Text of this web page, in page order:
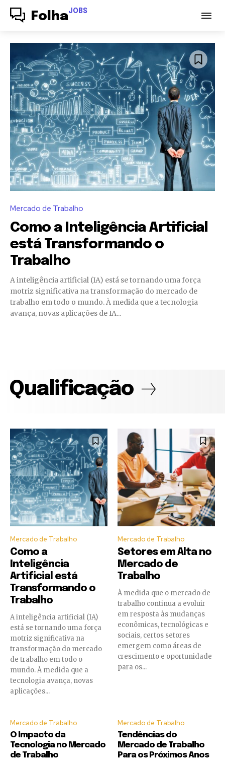
FolhaJOBS
Mercado de Trabalho
Como a Inteligência Artificial
está Transformando o
Trabalho
A inteligência artificial (IA) está se tornando uma força
motriz significativa na transformação do mercado de
trabalho em todo o mundo. À medida que a tecnologia
avança, novas aplicações de IA...
Qualificação
Mercado de Trabalho
Como a
Inteligência
Artificial está
Transformando o
Trabalho
A inteligência artificial (IA)
está se tornando uma força
motriz significativa na
transformação do mercado
de trabalho em todo o
mundo. À medida que a
tecnologia avança, novas
aplicações...
Mercado de Trabalho
Setores em Alta no
Mercado de
Trabalho
À medida que o mercado de
trabalho continua a evoluir
em resposta às mudanças
econômicas, tecnológicas e
sociais, certos setores
emergem como áreas de
crescimento e oportunidade
para os...
Mercado de Trabalho
O Impacto da
Tecnologia no Mercado
de Trabalho
Mercado de Trabalho
Tendências do
Mercado de Trabalho
Para os Próximos Anos